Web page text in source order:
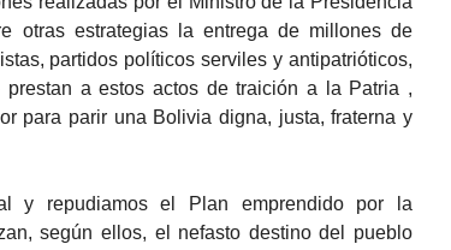
otras estrategias la entrega de millones de
partidos políticos serviles y antipatrióticos,
a estos actos de traición a la Patria ,
para parir una Bolivia digna, justa, fraterna y
y repudiamos el Plan emprendido por la
según ellos, el nefasto destino del pueblo